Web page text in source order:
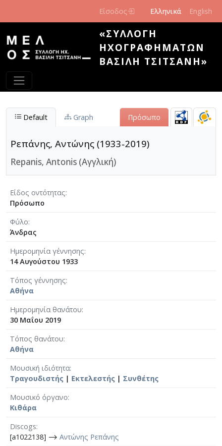
Είσοδος Ελληνικά English
«ΣΥΛΛΟΓΉ
ΗΧΟΓΡΑΦΗΜΆΤΩΝ
ΒΑΣΊΛΗ ΤΣΙΤΣΆΝΗ»
Default Graph Πρόσωπο
Ρεπάνης, Αντώνης (1933-2019)
Repanis, Antonis (Αγγλική)
Είδος οντότητας
Πρόσωπο
Φύλο
Άνδρας
Ημερομηνία γέννησης
14 Αυγούστου 1933
Τόπος γέννησης
Αθήνα
Ημερομηνία θανάτου
30 Μαΐου 2019
Τόπος θανάτου
Αθήνα
Μουσική ιδιότητα
Τραγουδιστής | Εκτελεστής | Συνθέτης
Μουσικό όργανο
Κιθάρα
Discogs
[a1022138] ⟶ Αντώνης Ρεπάνης